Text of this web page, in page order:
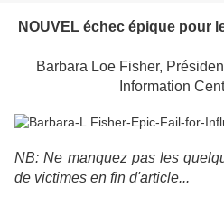
NOUVEL échec épique pour
Barbara Loe Fisher,
Information
NB: Ne manquez pas les
de victimes en fin d'article...